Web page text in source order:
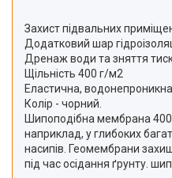
Захист підвальних
Додатковий шар
Дренаж води та зняття
Щільність 400 г/м2
Еластична,
Колір - чорний.
Шипоподібна мембрана 400
наприклад, у глибоких
насипів. Геомембрани
під час осідання ґрунту.